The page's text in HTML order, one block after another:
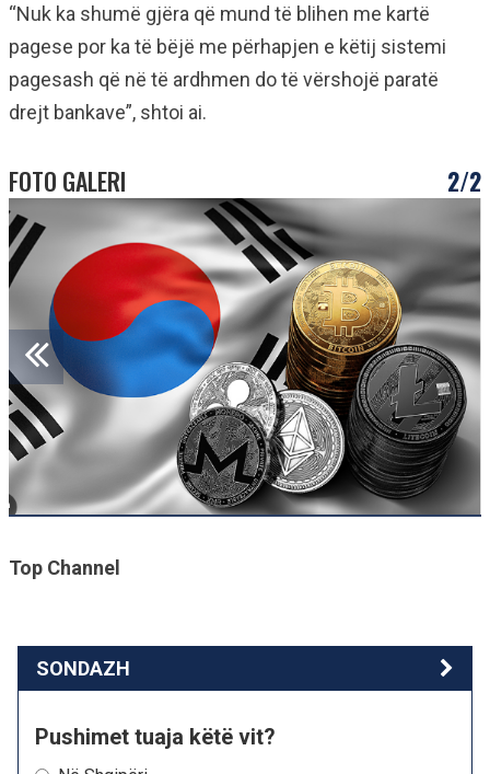
“Nuk ka shumë gjëra që mund të blihen me kartë
pagese por ka të bëjë me përhapjen e këtij sistemi
pagesash që në të ardhmen do të vërshojë paratë
drejt bankave”, shtoi ai.
FOTO GALERI 2/2
Top Channel
SONDAZH
Pushimet tuaja këtë vit?